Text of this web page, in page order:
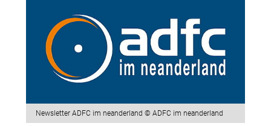
Newsletter ADFC im neanderland © ADFC im neanderland